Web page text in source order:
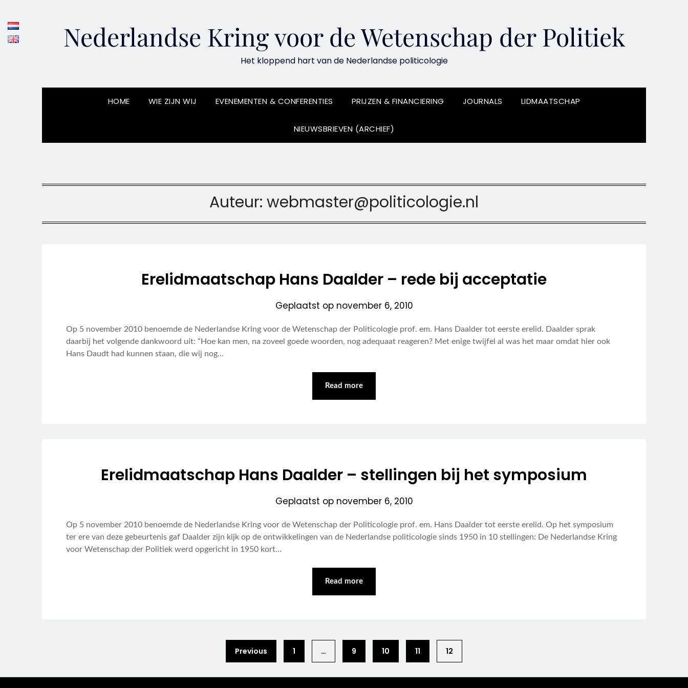
to
content
Nederlandse Kring voor de Wetenschap der Politiek
Het kloppend hart van de Nederlandse politicologie
HOME WIE ZIJN WIJ EVENEMENTEN & CONFERENTIES PRIJZEN & FINANCIERING JOURNALS LIDMAATSCHAP
NIEUWSBRIEVEN (ARCHIEF)
Auteur: webmaster@politicologie.nl
Erelidmaatschap Hans Daalder – rede bij acceptatie
Geplaatst op november 6, 2010
Op 5 november 2010 benoemde de Nederlandse Kring voor de Wetenschap der Politicologie prof. em. Hans Daalder tot eerste erelid. Daalder sprak
daarbij het volgende dankwoord uit: “Hoe kan men, na zoveel goede woorden, nog adequaat reageren? Met enige twijfel al was het maar omdat hier ook
Hans Daudt had kunnen staan, die wij nog…
Read more
Erelidmaatschap Hans Daalder – stellingen bij het symposium
Geplaatst op november 6, 2010
Op 5 november 2010 benoemde de Nederlandse Kring voor de Wetenschap der Politicologie prof. em. Hans Daalder tot eerste erelid. Op het symposium
ter ere van deze gebeurtenis gaf Daalder zijn kijk op de ontwikkelingen van de Nederlandse politicologie sinds 1950 in 10 stellingen: De Nederlandse Kring
voor Wetenschap der Politiek werd opgericht in 1950 kort…
Read more
Previous 1 … 9 10 11 12